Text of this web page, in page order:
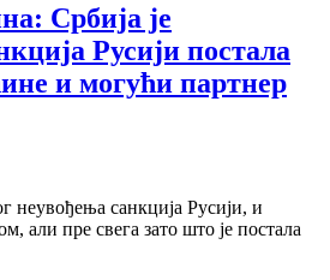
Србија је
Русији постала
и могући партнер
неувођења санкција Русији, и
али пре свега зато што је постала